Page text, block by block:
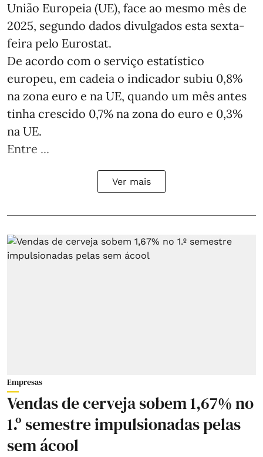
União Europeia (UE), face ao mesmo mês de
2025, segundo dados divulgados esta sexta-
feira pelo Eurostat.
De acordo com o serviço estatístico
europeu, em cadeia o indicador subiu 0,8%
na zona euro e na UE, quando um mês antes
tinha crescido 0,7% na zona do euro e 0,3%
na UE.
Entre ...
Ver mais
Empresas
Vendas de cerveja sobem 1,67% no
1.º semestre impulsionadas pelas
sem ácool